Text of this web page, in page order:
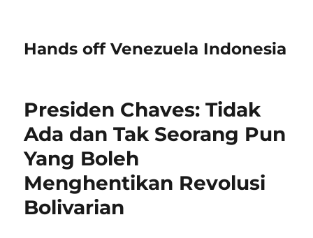
Hands off Venezuela Indonesia
Presiden Chaves: Tidak
Ada dan Tak Seorang Pun
Yang Boleh
Menghentikan Revolusi
Bolivarian